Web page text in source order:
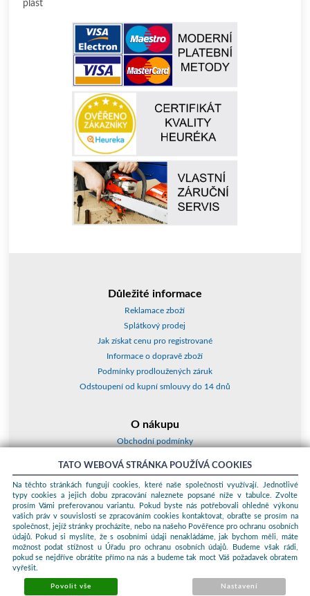
plast
Důležité informace
Reklamace zboží
Splátkový prodej
Jak získat cenu pro registrované
Informace o dopravě zboží
Podmínky prodloužených záruk
Odstoupení od kupní smlouvy do 14 dnů
O nákupu
Obchodní podmínky
Kontakty a adresy
Essox splátky
Podle zákona o evidenci tržeb je prodávající povinen vystavit kupujícímu
účtenku. Zároveň je povinen zaevidovat přijatou tržbu u správce daně
online; v případě technického výpadku pak nejpozději do 48 hodin.
© 2026 ProKauf Komplex s.r.o. Všechna práva vyhrazena.
systems
pronájem e-shopů
TATO WEBOVÁ STRÁNKA POUŽÍVÁ COOKIES
Na těchto stránkách fungují cookies, které naše společnosti využívají. Jednotlivé
typy cookies a jejich dobu zpracování naleznete popsané níže v tabulce. Zvolte
prosím Vámi preferovanou variantu. Pokud byste nás potřebovali ohledně výkonu
vašich práv v souvislosti se zpracováním cookies kontaktovat, obraťte se prosím na
společnost, jejíž stránky procházíte, nebo na našeho Pověřence pro ochranu osobních
údajů. Pokud si myslíte, že s osobními údaji nenakládáme, jak bychom měli, máte
možnost podat stížnost u Úřadu pro ochranu osobních údajů. Budeme však rádi,
pokud se nejdříve obrátíte přímo na nás a budeme tak moct Váš požadavek obratem
vyřešit.
Povolit vše Nastavení